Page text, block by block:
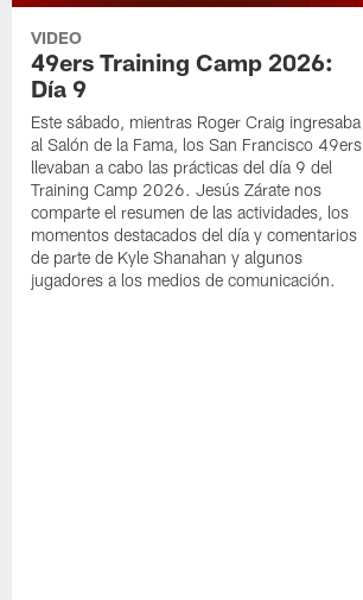
VIDEO
49ers Training Camp 2026:
Día 9
Este sábado, mientras Roger Craig ingresaba
al Salón de la Fama, los San Francisco 49ers
llevaban a cabo las prácticas del día 9 del
Training Camp 2026. Jesús Zárate nos
comparte el resumen de las actividades, los
momentos destacados del día y comentarios
de parte de Kyle Shanahan y algunos
jugadores a los medios de comunicación.